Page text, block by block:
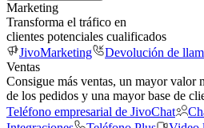
Marketing
Transforma el tráfico en
clientes potenciales cualificados
JivoMarketing
Devolución de
Ventas
Consigue más ventas, un mayor valor
de los pedidos y una mayor base de
Teléfono empresarial de JivoChat